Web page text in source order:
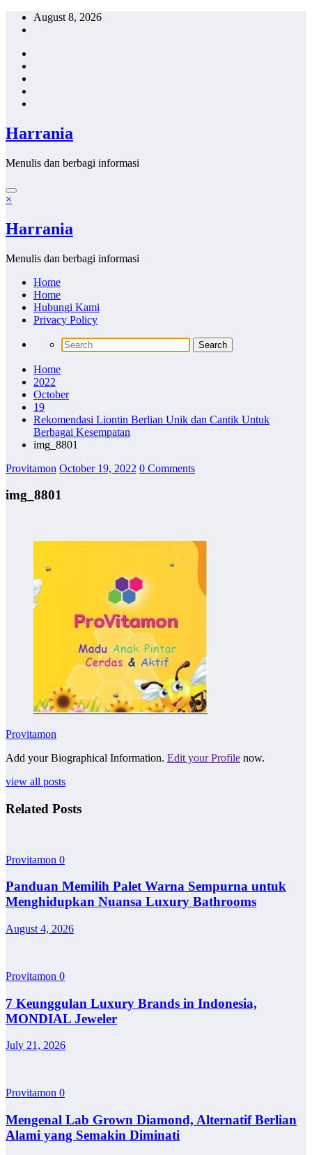
Skip
August 8, 2026
Harrania
Menulis dan berbagi informasi
×
Harrania
Menulis dan berbagi informasi
Home
Home
Hubungi Kami
Privacy Policy
Home
2022
October
19
Rekomendasi Liontin Berlian Unik dan Cantik Untuk
Berbagai Kesempatan
img_8801
Provitamon October 19, 2022 0 Comments
img_8801
Provitamon
Add your Biographical Information. Edit your Profile now.
view all posts
Related Posts
Provitamon 0
Panduan Memilih Palet Warna Sempurna untuk
Menghidupkan Nuansa Luxury Bathrooms
August 4, 2026
Provitamon 0
7 Keunggulan Luxury Brands in Indonesia,
MONDIAL Jeweler
July 21, 2026
Provitamon 0
Mengenal Lab Grown Diamond, Alternatif Berlian
Alami yang Semakin Diminati